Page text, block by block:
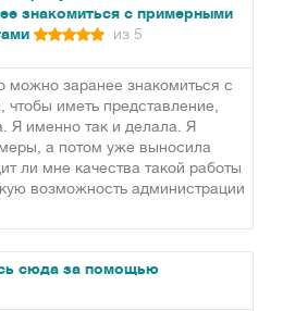
знакомиться с примерными
из 5
можно заранее знакомиться с
иметь представление,
Я именно так и делала. Я
а потом уже выносила
ли мне качества такой работы
возможность администрации
сюда за помощью